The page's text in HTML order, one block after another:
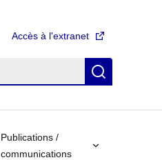
Accès à l'extranet
Publications /
communications